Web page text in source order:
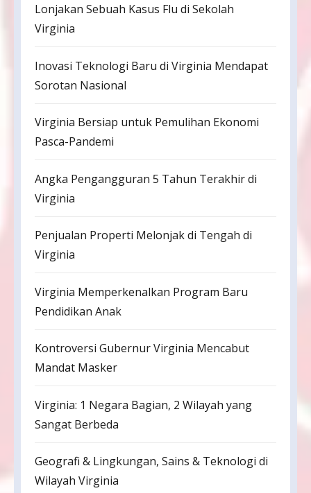
Lonjakan Sebuah Kasus Flu di Sekolah
Virginia
Inovasi Teknologi Baru di Virginia Mendapat
Sorotan Nasional
Virginia Bersiap untuk Pemulihan Ekonomi
Pasca-Pandemi
Angka Pengangguran 5 Tahun Terakhir di
Virginia
Penjualan Properti Melonjak di Tengah di
Virginia
Virginia Memperkenalkan Program Baru
Pendidikan Anak
Kontroversi Gubernur Virginia Mencabut
Mandat Masker
Virginia: 1 Negara Bagian, 2 Wilayah yang
Sangat Berbeda
Geografi & Lingkungan, Sains & Teknologi di
Wilayah Virginia